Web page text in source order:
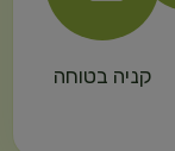
קניה בטוחה